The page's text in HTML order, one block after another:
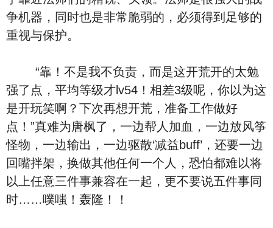
争机器，同时也是非常脆弱的，必须得到足够的
重视与保护。
“靠！不是我不负责，而是这开荒开的太勉
强了点，平均等级才lv54！相差3级呢，你以为这
是开玩笑啊？下次再想开荒，准备工作做好
点！”真难为唐枫了，一边帮人加血，一边放风筝
怪物，一边输出，一边驱散‘减益buff’，还要一边
回嘴拌架，换做其他任何一个人，恐怕都难以将
以上任意三件事兼容在一起，更不要说五件事同
时……噗嗤！轰隆！！